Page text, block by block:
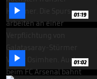
 01:19
 01:02